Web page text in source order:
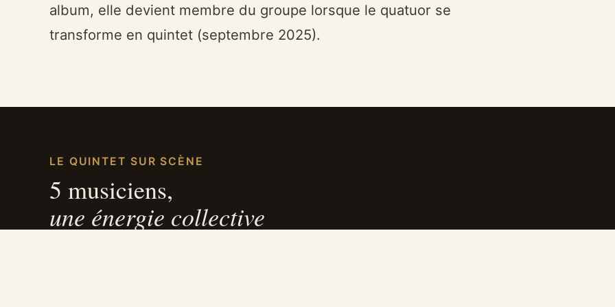
album, elle devient membre du groupe lorsque le quatuor se
transforme en quintet (septembre 2025).
LE QUINTET SUR SCÈNE
5 musiciens,
une énergie collective